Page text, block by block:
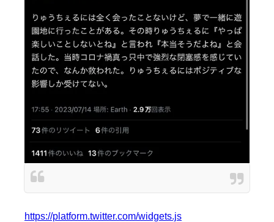
https://platform.twitter.com/widgets.js